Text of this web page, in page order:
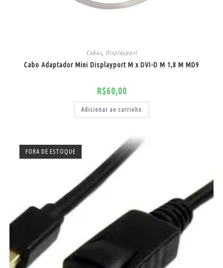
Cabos, Displayport
Cabo Adaptador Mini Displayport M x DVI-D M 1,8 M MD9
R$60,00
Adicionar ao carrinho
FORA DE ESTOQUE